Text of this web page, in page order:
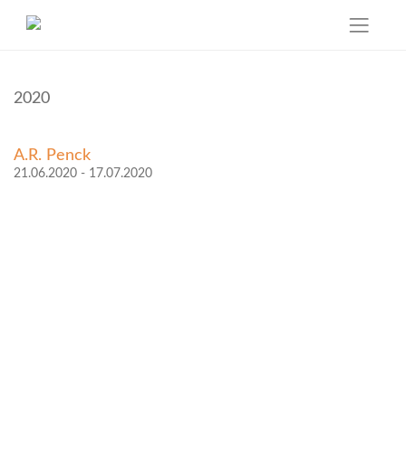
2020
A.R. Penck
21.06.2020 - 17.07.2020